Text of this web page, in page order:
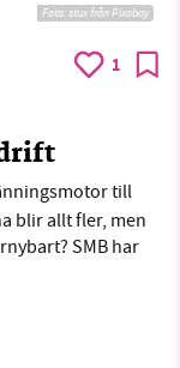
Foto: stux från Pixabay
1
till
blir allt fler, men
SMB har